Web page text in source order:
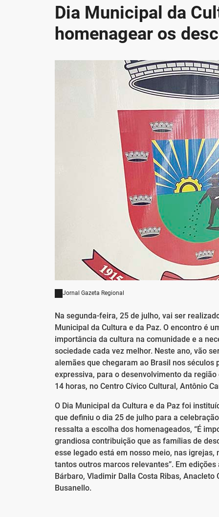
Dia Municipal da
homenagear os
Jornal Gazeta Regional
Na segunda-feira, 25 de julho, vai ser
Municipal da Cultura e da Paz. O encontro é
importância da cultura na comunidade e a
sociedade cada vez melhor. Neste ano, vão
alemães que chegaram ao Brasil nos
expressiva, para o desenvolvimento da
14 horas, no Centro Cívico Cultural, Antônio
O Dia Municipal da Cultura e da Paz foi
que definiu o dia 25 de julho para a
ressalta a escolha dos homenageados, “É
grandiosa contribuição que as famílias de
esse legado está em nosso meio, nas
tantos outros marcos relevantes”. Em
Bárbaro, Vladimir Dalla Costa Ribas,
Busanello.